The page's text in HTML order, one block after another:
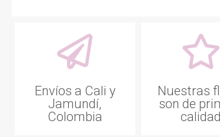
Envíos a Cali y
Jamundí,
Colombia
Nuestras
son de
calidad